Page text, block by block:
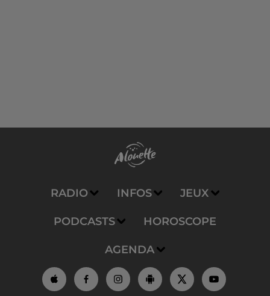
RADIO INFOS JEUX
PODCASTS HOROSCOPE
AGENDA